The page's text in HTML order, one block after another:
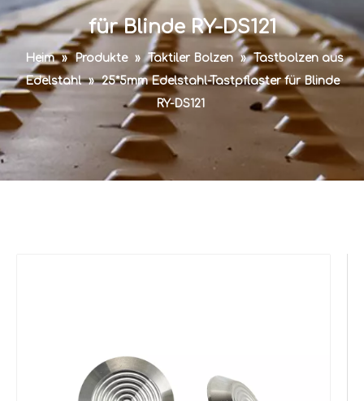
für Blinde RY-DS121
Heim » Produkte » Taktiler Bolzen » Tastbolzen aus
Edelstahl » 25*5mm Edelstahl-Tastpflaster für Blinde
RY-DS121